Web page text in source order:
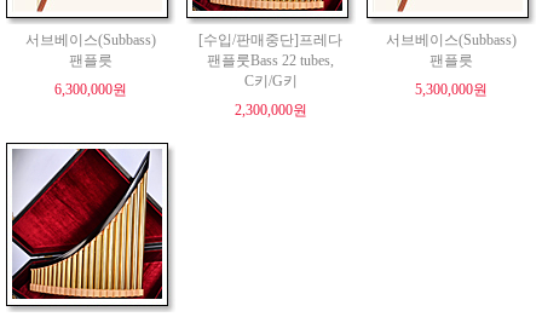
서브베이스(Subbass)
팬플릇
6,300,000원
[수입/판매중단]프레다
팬플룻Bass 22 tubes,
C키/G키
2,300,000원
서브베이스(Subbass)
팬플릇
5,300,000원